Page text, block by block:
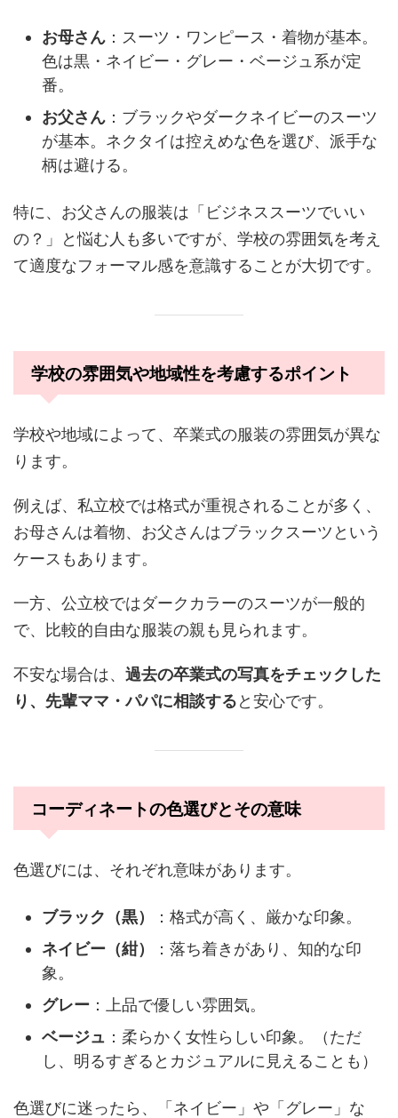
お母さん ：スーツ・ワンピース・着物が基本。
色は黒・ネイビー・グレー・ベージュ系が定
番。
お父さん ：ブラックやダークネイビーのスーツ
が基本。ネクタイは控えめな色を選び、派手な
柄は避ける。
特に、お父さんの服装は「ビジネススーツでいい
の？」と悩む人も多いですが、学校の雰囲気を考え
て適度なフォーマル感を意識することが大切です。
学校の雰囲気や地域性を考慮するポイント
学校や地域によって、卒業式の服装の雰囲気が異な
ります。
例えば、私立校では格式が重視されることが多く、
お母さんは着物、お父さんはブラックスーツという
ケースもあります。
一方、公立校ではダークカラーのスーツが一般的
で、比較的自由な服装の親も見られます。
不安な場合は、 過去の卒業式の写真をチェックした
り、先輩ママ・パパに相談すると安心です。
コーディネートの色選びとその意味
色選びには、それぞれ意味があります。
ブラック（黒）
：格式が高く、厳かな印象。
ネイビー（紺）
：落ち着きがあり、知的な印
象。
グレー ：上品で優しい雰囲気。
ベージュ ：柔らかく女性らしい印象。（ただ
し、明るすぎるとカジュアルに見えることも）
色選びに迷ったら、「ネイビー」や「グレー」な